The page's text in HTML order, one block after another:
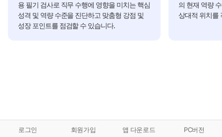
용 필기 검사로 직무 수행에 영향을 미치는 핵심
성격 및 역량 수준을 진단하고 맞춤형 강점 및
성장 포인트를 점검할 수 있습니다.
의 현재 역량
상대적 위치를
로그인 회원가입 앱 다운로드 PC버전